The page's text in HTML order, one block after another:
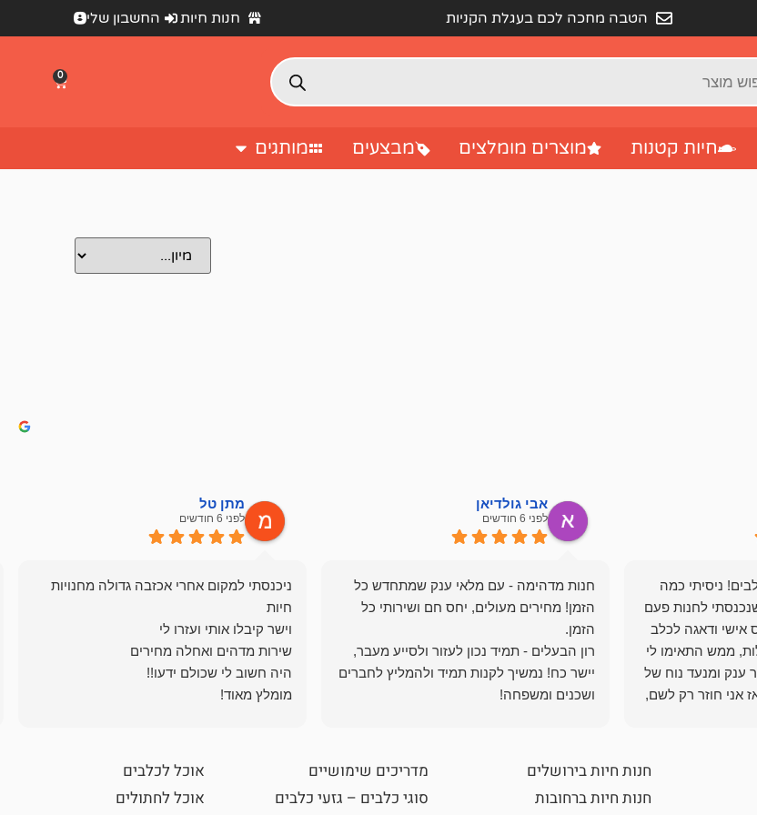
הטבה מחכה לכם בעגלת הקניות חנות חיות החשבון שלי
0
חיות קטנות מוצרים מומלצים מבצעים מותגים
ניסיתי כמה
לחנות פעם
אישי ודאגה לכלב
ממש התאימו לי
ענק ומנעד נוח של
אני חוזר רק לשם,
אבי גולדיאן
לפני 6 חודשים
חנות מדהימה - עם מלאי ענק שמתחדש כל
הזמן! מחירים מעולים, יחס חם ושירותי כל
רון הבעלים - תמיד נכון לעזור ולסייע מעבר,
יישר כח! נמשיך לקנות תמיד ולהמליץ לחברים
ושכנים ומשפחה!
מתן טל
לפני 6 חודשים
ניכנסתי למקום אחרי אכזבה גדולה מחנויות
מומלץ מאוד!
חנות חיות בירושלים
חנות חיות ברחובות
מדריכים שימושיים
סוגי כלבים – גזעי כלבים
אוכל לכלבים
אוכל לחתולים